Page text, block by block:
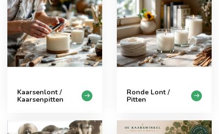
Kaarsenlont /
Kaarsenpitten
Ronde Lont /
Pitten